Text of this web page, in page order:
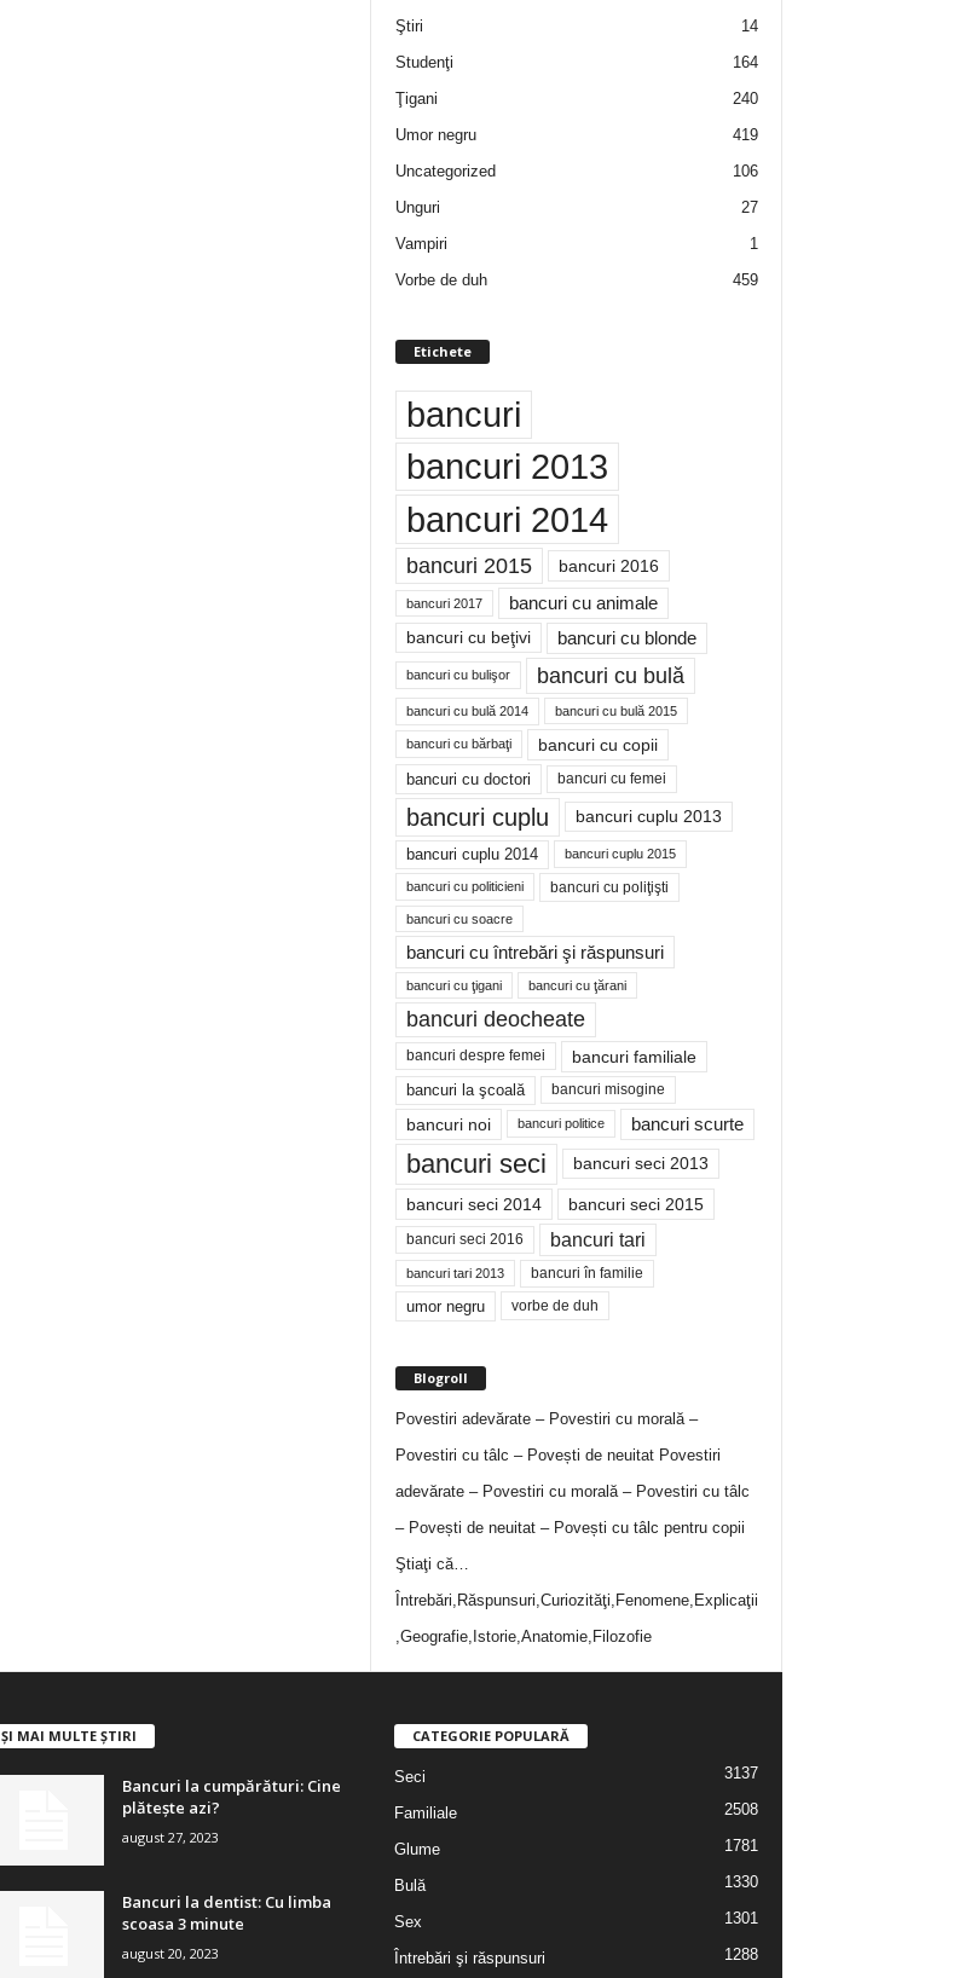
Ştiri
14
Studenţi
164
Ţigani
240
Umor negru
419
Uncategorized
106
Unguri
27
Vampiri
1
Vorbe de duh
459
Etichete
bancuri
bancuri 2013
bancuri 2014
bancuri 2015 bancuri 2016
bancuri 2017 bancuri cu animale
bancuri cu beţivi bancuri cu blonde
bancuri cu bulişor bancuri cu bulă
bancuri cu bulă 2014 bancuri cu bulă 2015
bancuri cu bărbaţi bancuri cu copii
bancuri cu doctori bancuri cu femei
bancuri cuplu bancuri cuplu 2013
bancuri cuplu 2014 bancuri cuplu 2015
bancuri cu politicieni bancuri cu poliţişti
bancuri cu soacre
bancuri cu întrebări şi răspunsuri
bancuri cu ţigani bancuri cu ţărani
bancuri deocheate
bancuri despre femei bancuri familiale
bancuri la şcoală bancuri misogine
bancuri noi bancuri politice bancuri scurte
bancuri seci bancuri seci 2013
bancuri seci 2014 bancuri seci 2015
bancuri seci 2016 bancuri tari
bancuri tari 2013 bancuri în familie
umor negru vorbe de duh
Blogroll
Povestiri adevărate – Povestiri cu morală –
Povestiri cu tâlc – Povești de neuitatPovestiri
adevărate – Povestiri cu morală – Povestiri cu tâlc
– Povești de neuitat – Povești cu tâlc pentru copii
Ştiaţi că…
Întrebări,Răspunsuri,Curiozităţi,Fenomene,Explicaţii
,Geografie,Istorie,Anatomie,Filozofie
ȘI MAI MULTE ȘTIRI
Bancuri la cumpărături: Cine
plătește azi?
august 27, 2023
Bancuri la dentist: Cu limba
scoasa 3 minute
august 20, 2023
CATEGORIE POPULARĂ
Seci 3137
Familiale 2508
Glume 1781
Bulă 1330
Sex 1301
Întrebări şi răspunsuri 1288